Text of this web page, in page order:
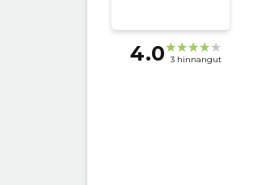
4.0 3 hinnangut